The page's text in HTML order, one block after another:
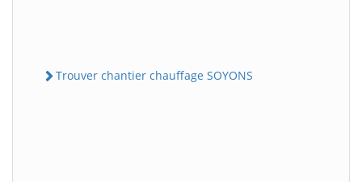
Trouver chantier chauffage SOYONS